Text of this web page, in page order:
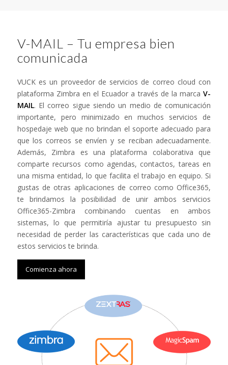
V-MAIL – Tu empresa bien
comunicada
VUCK es un proveedor de servicios de correo cloud con
plataforma Zimbra en el Ecuador a través de la marcaV-
MAIL. El correo sigue siendo un medio de comunicación
importante, pero minimizado en muchos servicios de
hospedaje web que no brindan el soporte adecuado para
que los correos se envíen y se reciban adecuadamente.
Además, Zimbra es una plataforma colaborativa que
comparte recursos como agendas, contactos, tareas en
una misma entidad, lo que facilita el trabajo en equipo. Si
gustas de otras aplicaciones de correo como Office365,
te brindamos la posibilidad de unir ambos servicios
Office365-Zimbra combinando cuentas en ambos
sistemas, lo que permitiría ajustar tu presupuesto sin
necesidad de perder las características que cada uno de
estos servicios te brinda.
Comienza ahora